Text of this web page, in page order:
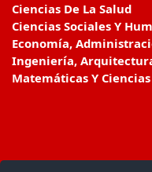
Ciencias De La Salud
Ciencias Sociales Y
Economía,
Ingeniería,
Matemáticas Y